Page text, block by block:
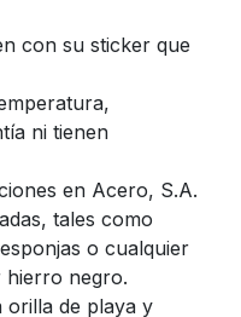
con su sticker que
ni tienen
en Acero, S.A.
tales como
o cualquier
hierro negro.
orilla de playa y